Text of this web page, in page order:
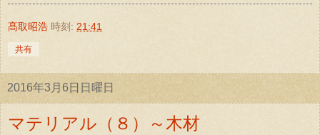
髙取昭浩 時刻: 21:41
共有
2016年3月6日日曜日
マテリアル（８）～木材